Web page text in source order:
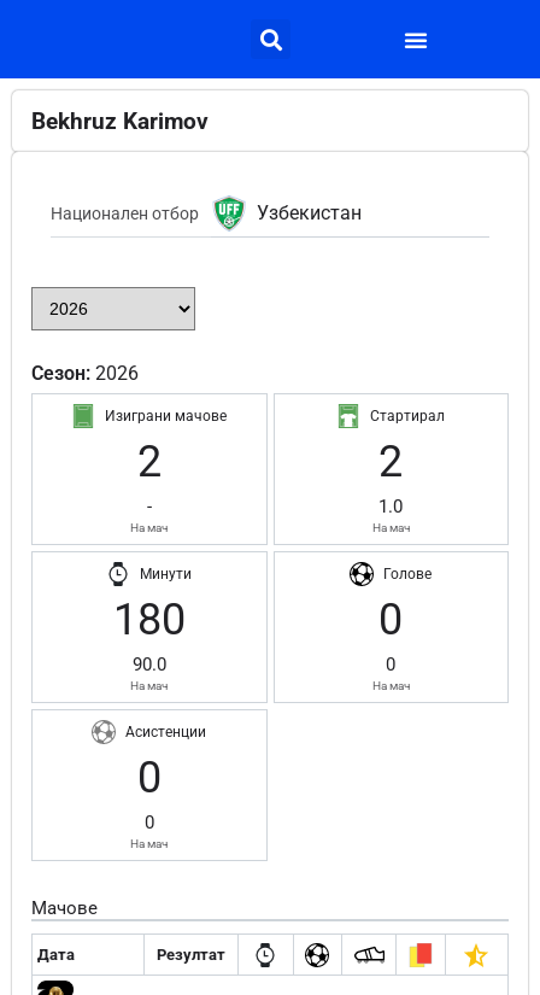
Bekhruz Karimov
Национален отбор Узбекистан
Сезон: 2026
Изиграни мачове
2
-
На мач
Стартирал
2
1.0
На мач
Минути
180
90.0
На мач
Голове
0
0
На мач
Асистенции
0
0
На мач
Мачове
Дата Резултат